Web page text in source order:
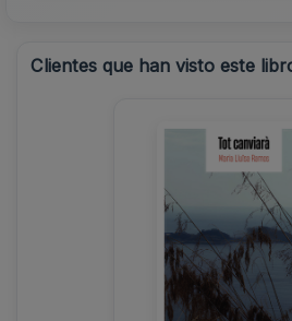
Clientes que han visto este